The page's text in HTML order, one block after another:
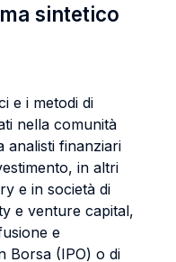
sintetico
e i metodi di
nella comunità
analisti finanziari
in altri
e in società di
e venture capital,
e
Borsa (IPO) o di